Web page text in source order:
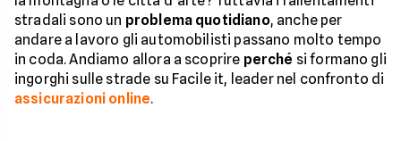
stradali sono un problema quotidiano, anche per
andare a lavoro gli automobilisti passano molto tempo
in coda. Andiamo allora a scoprire perché si formano gli
ingorghi sulle strade su Facile it, leader nel confronto di
assicurazioni online.